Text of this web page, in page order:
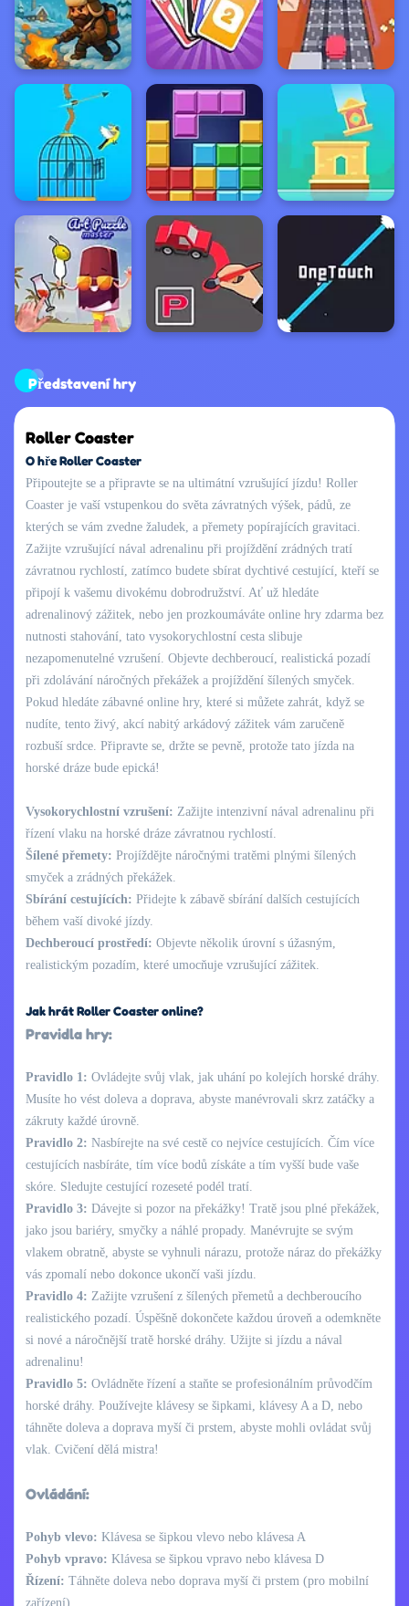
Představení hry
Roller Coaster
O hře Roller Coaster
Připoutejte se a připravte se na ultimátní vzrušující jízdu! Roller
Coaster je vaší vstupenkou do světa závratných výšek, pádů, ze
kterých se vám zvedne žaludek, a přemety popírajících gravitaci.
Zažijte vzrušující nával adrenalinu při projíždění zrádných tratí
závratnou rychlostí, zatímco budete sbírat dychtivé cestující, kteří se
připojí k vašemu divokému dobrodružství. Ať už hledáte
adrenalinový zážitek, nebo jen prozkoumáváte online hry zdarma bez
nutnosti stahování, tato vysokorychlostní cesta slibuje
nezapomenutelné vzrušení. Objevte dechberoucí, realistická pozadí
při zdolávání náročných překážek a projíždění šílených smyček.
Pokud hledáte zábavné online hry, které si můžete zahrát, když se
nudíte, tento živý, akcí nabitý arkádový zážitek vám zaručeně
rozbuší srdce. Připravte se, držte se pevně, protože tato jízda na
horské dráze bude epická!
Vysokorychlostní vzrušení: Zažijte intenzivní nával adrenalinu při
řízení vlaku na horské dráze závratnou rychlostí.
Šílené přemety: Projíždějte náročnými tratěmi plnými šílených
smyček a zrádných překážek.
Sbírání cestujících: Přidejte k zábavě sbírání dalších cestujících
během vaší divoké jízdy.
Dechberoucí prostředí: Objevte několik úrovní s úžasným,
realistickým pozadím, které umocňuje vzrušující zážitek.
Jak hrát Roller Coaster online?
Pravidla hry:
Pravidlo 1: Ovládejte svůj vlak, jak uhání po kolejích horské dráhy.
Musíte ho vést doleva a doprava, abyste manévrovali skrz zatáčky a
zákruty každé úrovně.
Pravidlo 2: Nasbírejte na své cestě co nejvíce cestujících. Čím více
cestujících nasbíráte, tím více bodů získáte a tím vyšší bude vaše
skóre. Sledujte cestující rozeseté podél tratí.
Pravidlo 3: Dávejte si pozor na překážky! Tratě jsou plné překážek,
jako jsou bariéry, smyčky a náhlé propady. Manévrujte se svým
vlakem obratně, abyste se vyhnuli nárazu, protože náraz do překážky
vás zpomalí nebo dokonce ukončí vaši jízdu.
Pravidlo 4: Zažijte vzrušení z šílených přemetů a dechberoucího
realistického pozadí. Úspěšně dokončete každou úroveň a odemkněte
si nové a náročnější tratě horské dráhy. Užijte si jízdu a nával
adrenalinu!
Pravidlo 5: Ovládněte řízení a staňte se profesionálním průvodčím
horské dráhy. Používejte klávesy se šipkami, klávesy A a D, nebo
táhněte doleva a doprava myší či prstem, abyste mohli ovládat svůj
vlak. Cvičení dělá mistra!
Ovládání:
Pohyb vlevo: Klávesa se šipkou vlevo nebo klávesa A
Pohyb vpravo: Klávesa se šipkou vpravo nebo klávesa D
Řízení: Táhněte doleva nebo doprava myší či prstem (pro mobilní
zařízení)